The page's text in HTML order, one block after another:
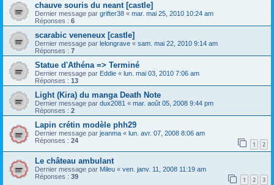
chauve souris du neant [castle]
Dernier message par grifter38 « mar. mai 25, 2010 10:24 am
Réponses : 6
scarabic veneneux [castle]
Dernier message par lelongrave « sam. mai 22, 2010 9:14 am
Réponses : 7
Statue d'Athéna => Terminé
Dernier message par Eddie « lun. mai 03, 2010 7:06 am
Réponses : 13
Light (Kira) du manga Death Note
Dernier message par dux2081 « mar. août 05, 2008 9:44 pm
Réponses : 2
Lapin crétin modèle phh29
Dernier message par jeanma « lun. avr. 07, 2008 8:06 am
Réponses : 24 1 2
Le château ambulant
Dernier message par Mileu « ven. janv. 11, 2008 11:19 am
Réponses : 39 1 2 3